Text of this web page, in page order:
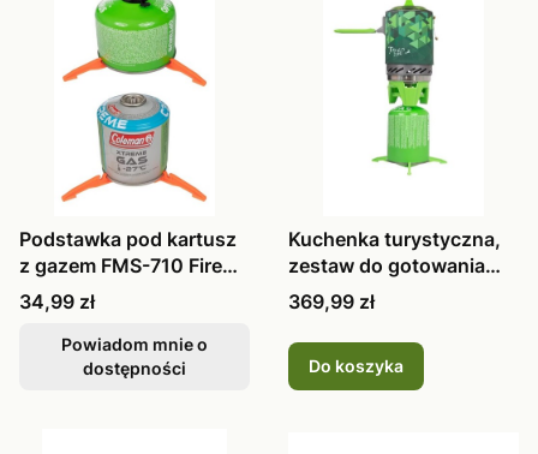
Podstawka pod kartusz
z gazem FMS-710 Fire
Maple p
Cena
34,99 zł
Powiadom mnie o
dostępności
Kuchenka turystyczna,
zestaw do gotowania
Fire Map
Cena
369,99 zł
Do koszyka